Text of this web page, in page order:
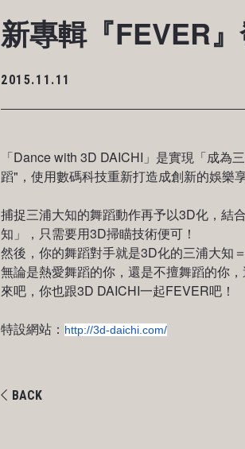
新專輯『FEVER
2015.11.11
「Dance with 3D DAICHI」是實現「成
蹈"，使用數碼科技重新打造成創新的娛樂
捕捉三浦大知的舞蹈動作再予以3D化，結
知」，只需要用3D掃瞄技術便可！
然後，你的舞蹈對手就是3D化的三浦大知
無論是熱愛舞蹈的你，還是不擅舞蹈的你
來吧，你也跟3D DAICHI一起FEVER吧！
特設網站： http://3d-daichi.com/
BACK